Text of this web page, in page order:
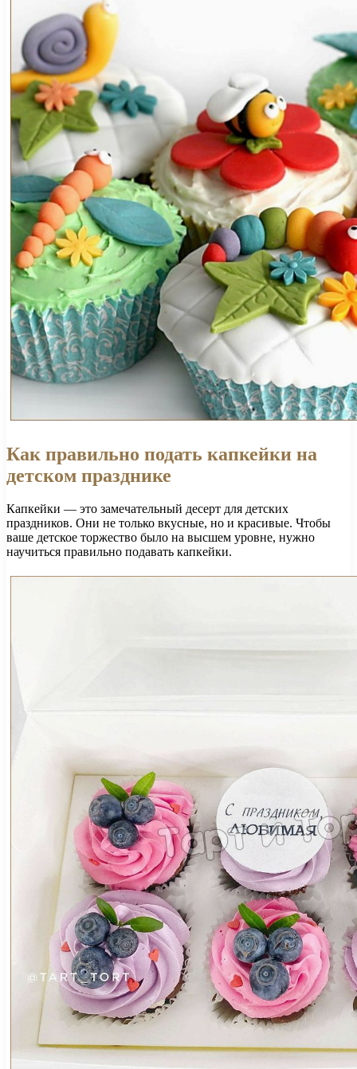
Как правильно подать капкейки на
детском празднике
Капкейки — это замечательный десерт для детских
праздников. Они не только вкусные, но и красивые. Чтобы
ваше детское торжество было на высшем уровне, нужно
научиться правильно подавать капкейки.